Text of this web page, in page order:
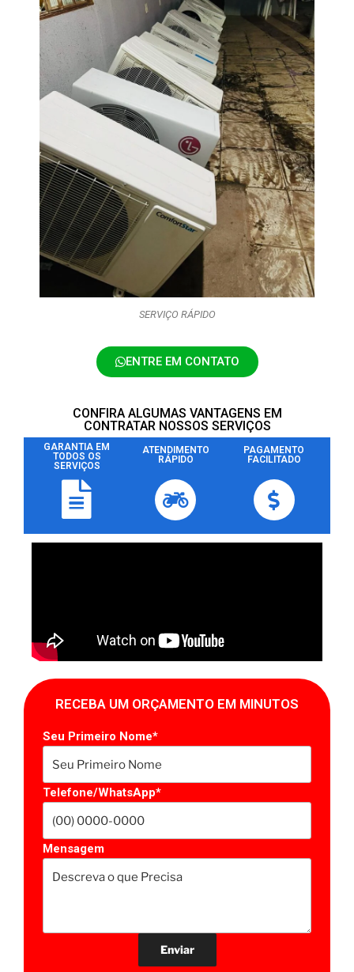
SERVIÇO RÁPIDO
ENTRE EM CONTATO
CONFIRA ALGUMAS VANTAGENS EM
CONTRATAR NOSSOS SERVIÇOS
GARANTIA EM
TODOS OS
SERVIÇOS
ATENDIMENTO
RÁPIDO
PAGAMENTO
FACILITADO
RECEBA UM ORÇAMENTO EM MINUTOS
Seu Primeiro Nome*
Telefone/WhatsApp*
Mensagem